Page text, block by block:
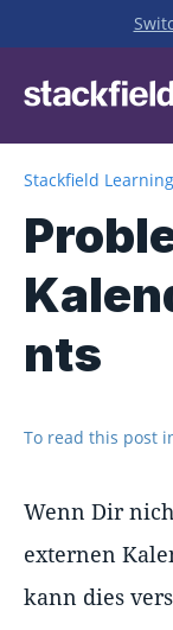
Zu Hauptinhalt
Stackfield
nts
To read this post
Wenn Dir
externen
kann dies